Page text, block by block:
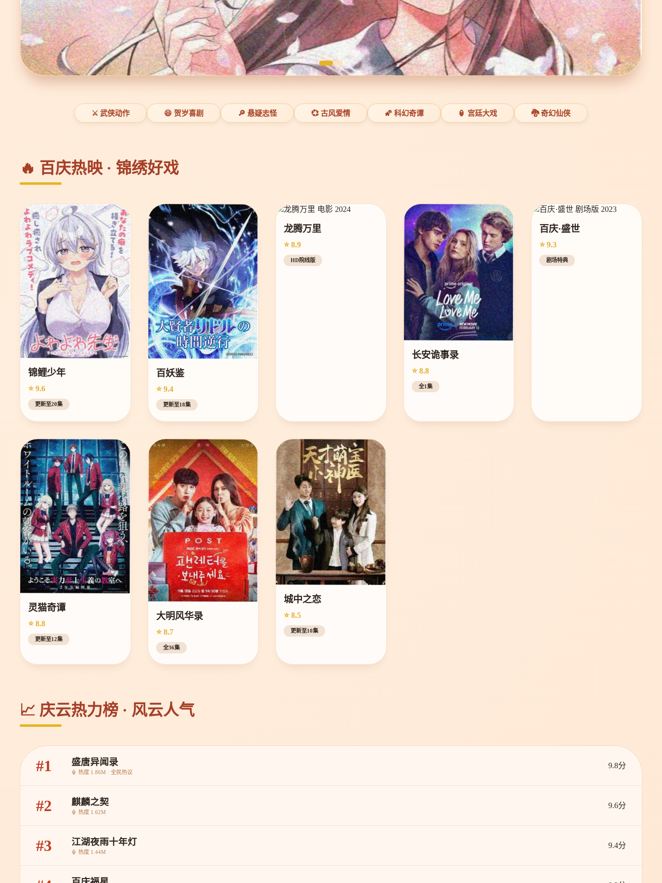
⚔️ 武侠动作 😆 贺岁喜剧 🔎 悬疑志怪 💞 古风爱情 🌠 科幻奇谭 🏮 宫廷大戏 🐉 奇幻仙侠
🔥 百庆热映 · 锦绣好戏
锦鲤少年
⭐ 9.6
更新至20集
百妖鉴
⭐ 9.4
更新至18集
龙腾万里
⭐ 8.9
HD院线版
长安诡事录
⭐ 8.8
全1集
百庆·盛世
⭐ 9.3
剧场特典
灵猫奇谭
⭐ 8.8
更新至12集
大明风华录
⭐ 8.7
全36集
城中之恋
⭐ 8.5
更新至10集
📈 庆云热力榜 · 风云人气
#1 盛唐异闻录
🏮 热度 1.86M · 全民热议
9.8分
#2 麒麟之契
🏮 热度 1.62M
9.6分
#3 江湖夜雨十年灯
🏮 热度 1.44M
9.4分